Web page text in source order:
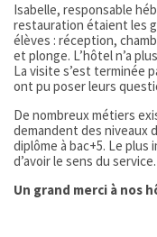
Isabelle, responsable
restauration étaient les
élèves : réception,
et plonge. L’hôtel n’a
La visite s’est terminée
ont pu poser leurs
De nombreux métiers
demandent des niveaux
diplôme à bac+5. Le
d’avoir le sens du service.
Un grand merci à nos